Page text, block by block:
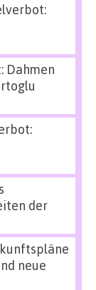
Dahmen
der
neue